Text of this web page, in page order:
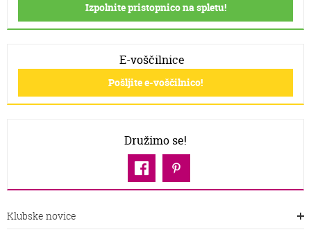
Izpolnite pristopnico na spletu!
E-voščilnice
Pošljite e-voščilnico!
Družimo se!
Klubske novice